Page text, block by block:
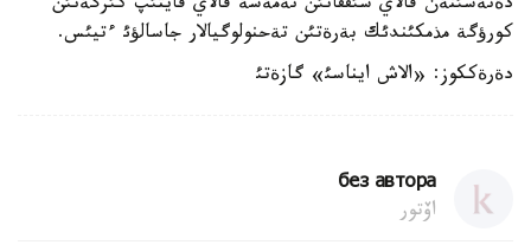
دةنةسئنةن قالاي شئققانئن نةمةسة قالاي قايتئپ كئرگةنئن
كورؤگة مذمكئندئك بةرةتئن تةحنولوگيالار جاسالؤئ ءتيئس.
دةرةككوز: «الاش ايناسئ» گازةتئ
без автора
اۆتور